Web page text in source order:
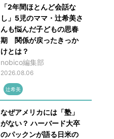
「2年間ほとんど会話な
し」5児のママ・辻希美さ
んも悩んだ子どもの思春
期 関係が戻ったきっか
けとは？
nobico編集部
2026.08.06
辻希美
なぜアメリカには「塾」
がない？ ハーバード大卒
のパックンが語る日米の